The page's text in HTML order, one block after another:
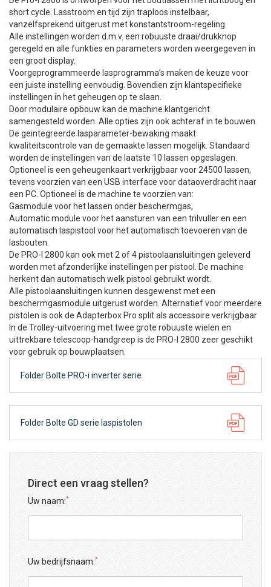
short cycle. Lasstroom en tijd zijn traploos instelbaar,
vanzelfsprekend uitgerust met konstantstroom-regeling.
Alle instellingen worden d.m.v. een robuuste draai/drukknop
geregeld en alle funkties en parameters worden weergegeven in
een groot display.
Voorgeprogrammeerde lasprogramma’s maken de keuze voor
een juiste instelling eenvoudig. Bovendien zijn klantspecifieke
instellingen in het geheugen op te slaan.
Door modulaire opbouw kan de machine klantgericht
samengesteld worden. Alle opties zijn ook achteraf in te bouwen.
De geintegreerde lasparameter-bewaking maakt
kwaliteitscontrole van de gemaakte lassen mogelijk. Standaard
worden de instellingen van de laatste 10 lassen opgeslagen.
Optioneel is een geheugenkaart verkrijgbaar voor 24500 lassen,
tevens voorzien van een USB interface voor dataoverdracht naar
een PC. Optioneel is de machine te voorzien van:
Gasmodule voor het lassen onder beschermgas,
Automatic module voor het aansturen van een trilvuller en een
automatisch laspistool voor het automatisch toevoeren van de
lasbouten.
De PRO-I 2800 kan ook met 2 of 4 pistoolaansluitingen geleverd
worden met afzonderlijke instellingen per pistool. De machine
herkent dan automatisch welk pistool gebruikt wordt.
Alle pistoolaansluitingen kunnen desgewenst met een
beschermgasmodule uitgerust worden. Alternatief voor meerdere
pistolen is ook de Adapterbox Pro split als accessoire verkrijgbaar
In de Trolley-uitvoering met twee grote robuuste wielen en
uittrekbare telescoop-handgreep is de PRO-I 2800 zeer geschikt
voor gebruik op bouwplaatsen.
Folder Bolte PRO-i inverter serie
Folder Bolte GD serie laspistolen
Direct een vraag stellen?
Uw naam:*
Uw bedrijfsnaam:*